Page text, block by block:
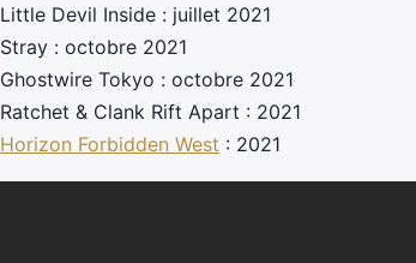
Little Devil Inside : juillet 2021
Stray : octobre 2021
Ghostwire Tokyo : octobre 2021
Ratchet & Clank Rift Apart : 2021
Horizon Forbidden West : 2021